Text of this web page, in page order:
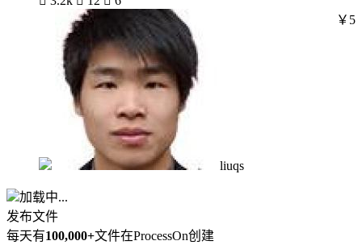
liuqs
￥5
加载中...
发布文件
每天有100,000+文件在ProcessOn创建